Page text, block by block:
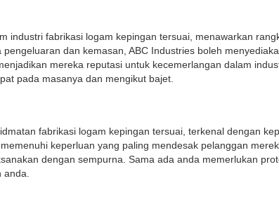
industri fabrikasi logam kepingan tersuai, menawarkan
dan kemasan, ABC Industries boleh
mereka reputasi untuk kecemerlangan dalam
pada masanya dan mengikut bajet.
fabrikasi logam kepingan tersuai, terkenal dengan
keperluan yang paling mendesak pelanggan
dengan sempurna. Sama ada anda memerlukan